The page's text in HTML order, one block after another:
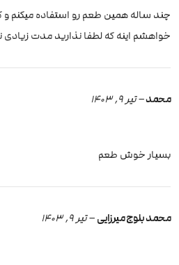
چند ساله همین طعم رو استفاده میکنم
خواهشم اینه که لطفا نذارید مدت زیادی
محمد– تیر 9, 1403
بسیار خوش طعم
محمد بلوچ میرزایی–تیر 9, 1403